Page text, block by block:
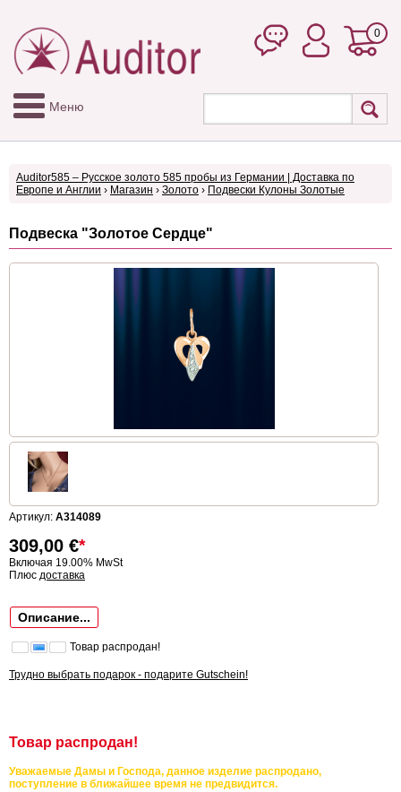
0
Меню
Auditor585 – Русское золото 585 пробы из Германии | Доставка по
Европе и Англии › Магазин › Золото › Подвески Кулоны Золотые
Подвеска "Золотое Сердце"
Артикул: A314089
309,00 €*
Включая 19.00% MwSt
Плюс доставка
Описание...
Товар распродан!
Трудно выбрать подарок - подарите Gutschein!
Товар распродан!
Уважаемые Дамы и Господа, данное изделие распродано,
поступление в ближайшее время не предвидится.